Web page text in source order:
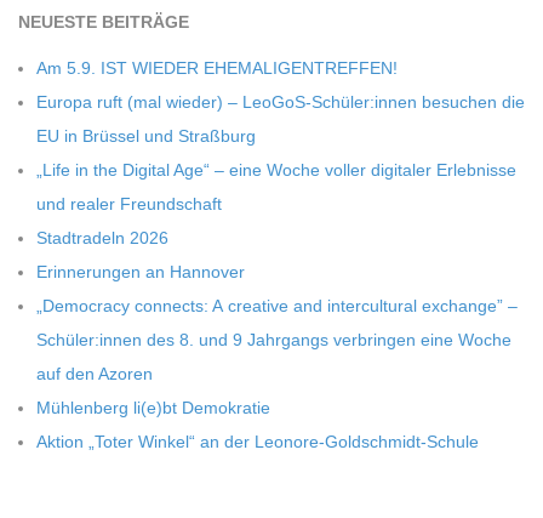
C
H
M
I
D
T
-
NEU­ESTE BEITRÄGE
Am 5.9. IST WIEDER EHEMALIGENTREFFEN!
Europa ruft (mal wie­der) – LeoGoS-Schüler:innen besu­chen die
EU in Brüs­sel und Straßburg
„Life in the Digi­tal Age“ – eine Woche vol­ler digi­ta­ler Erleb­nisse
und rea­ler Freundschaft
Stadt­ra­deln 2026
Erin­ne­run­gen an Hannover
„Demo­cracy con­nects: A crea­tive and inter­cul­tu­ral exch­ange” –
Schüler:innen des 8. und 9 Jahr­gangs ver­brin­gen eine Woche
auf den Azoren
Müh­len­berg li(e)bt Demokratie
Aktion „Toter Win­kel“ an der Leonore-Goldschmidt-Schule